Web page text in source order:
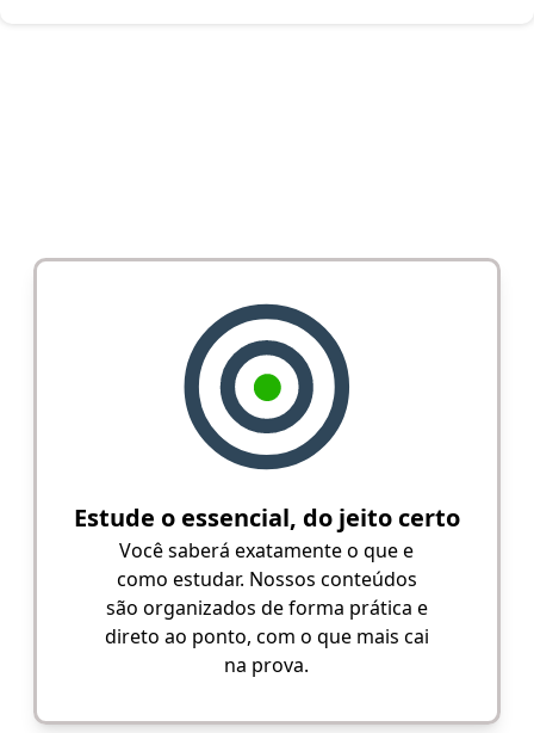
Estude o essencial, do jeito certo
Você saberá exatamente o que e
como estudar. Nossos conteúdos
são organizados de forma prática e
direto ao ponto, com o que mais cai
na prova.